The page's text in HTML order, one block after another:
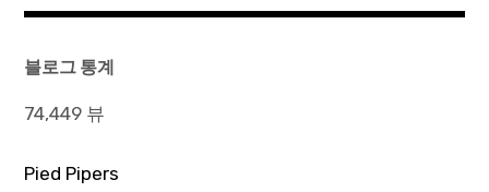
블로그 통계
74,449 뷰
Pied Pipers